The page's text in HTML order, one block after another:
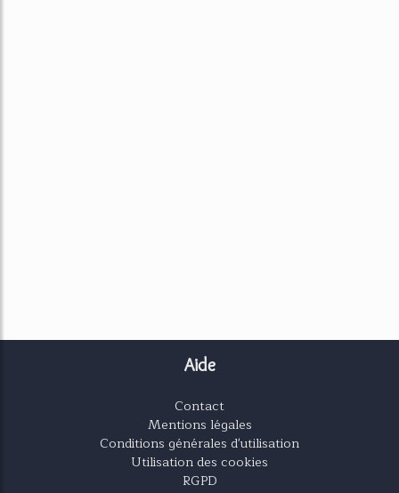
Aide
Contact
Mentions légales
Conditions générales d'utilisation
Utilisation des cookies
RGPD